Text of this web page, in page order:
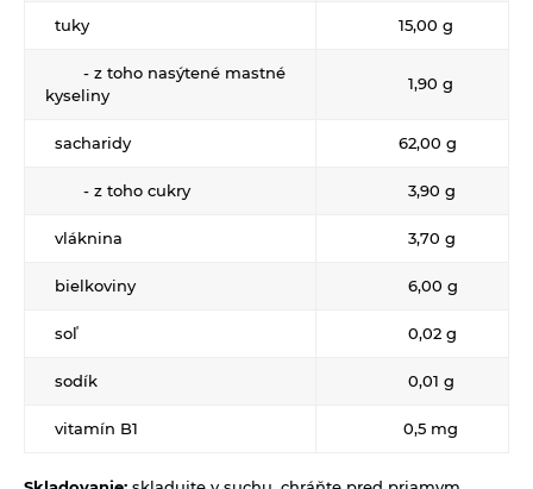
Tašky, vrecká
tuky 15,00 g
- z toho nasýtené mastné
kyseliny
1,90 g
sacharidy 62,00 g
- z toho cukry 3,90 g
vláknina 3,70 g
bielkoviny 6,00 g
soľ 0,02 g
sodík 0,01 g
vitamín B1 0,5 mg